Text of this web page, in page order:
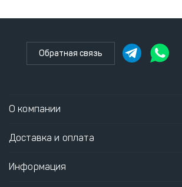
Обратная связь
О компании
Доставка и оплата
Информация